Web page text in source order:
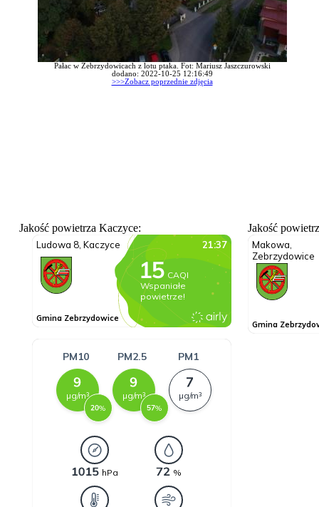
Pałac w Zebrzydowicach z lotu ptaka. Fot: Mariusz Jaszczurowski
dodano: 2022-10-25 12:16:49
>>>Zobacz poprzednie zdjęcia
Jakość powietrza Kaczyce: Jakość